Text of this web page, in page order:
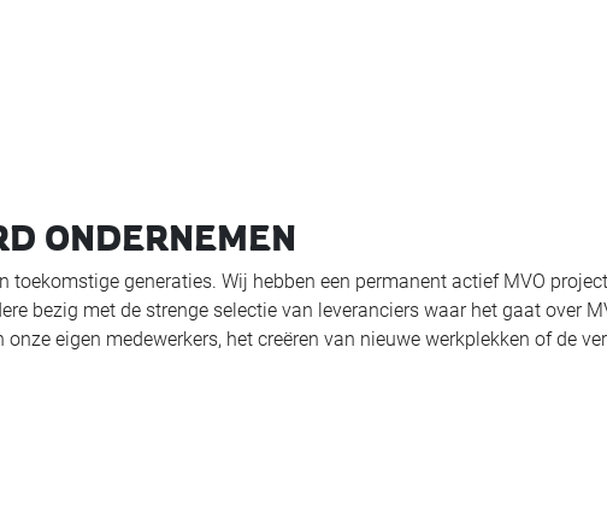
ONDERNEMEN
generaties. Wij hebben een permanent actief MVO
bezig met de strenge selectie van leveranciers waar het gaat over
eigen medewerkers, het creëren van nieuwe werkplekken of de